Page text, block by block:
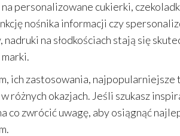
personalizowane cukierki,
nośnika informacji czy
na słodkościach stają się
ich zastosowania, najpopularniejsze
różnych okazjach. Jeśli szukasz
co zwrócić uwagę, aby osiągnąć